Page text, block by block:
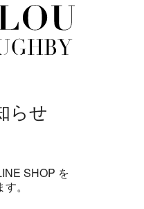
らせ
SHOP を
。